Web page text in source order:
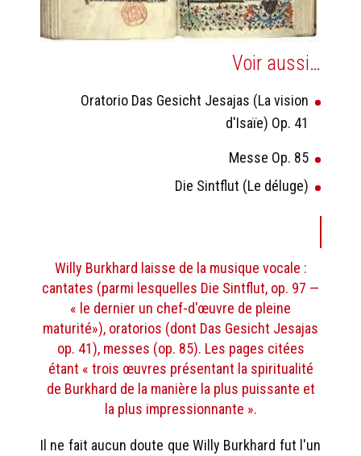
Voir aussi…
Oratorio Das Gesicht Jesajas (La vision
d'Isaïe) Op. 41
Messe Op. 85
Die Sintflut (Le déluge)
Willy Burkhard laisse de la musique vocale :
cantates (parmi lesquelles Die Sintflut, op. 97 —
« le dernier un chef-d'œuvre de pleine
maturité»), oratorios (dont Das Gesicht Jesajas
op. 41), messes (op. 85). Les pages citées
étant « trois œuvres présentant la spiritualité
de Burkhard de la manière la plus puissante et
la plus impressionnante ».
Il ne fait aucun doute que Willy Burkhard fut l'un